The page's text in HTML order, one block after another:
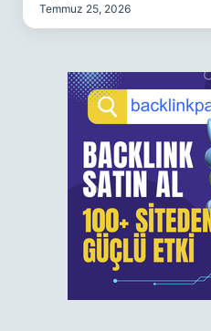
Temmuz 25, 2026